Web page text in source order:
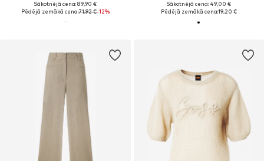
Sākotnējā cena: 89,90 €
Pēdējā zemākā cena:71,92 €-12%
Sākotnējā cena: 49,00 €
Pēdējā zemākā cena:19,20 €